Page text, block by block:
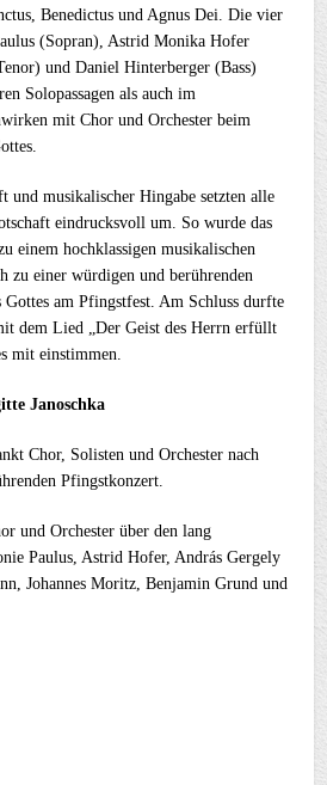
Benedictus und Agnus Dei. Die vier
(Sopran), Astrid Monika Hofer
und Daniel Hinterberger (Bass)
Solopassagen als auch im
mit Chor und Orchester beim
und musikalischer Hingabe setzten alle
eindrucksvoll um. So wurde das
einem hochklassigen musikalischen
zu einer würdigen und berührenden
Gottes am Pfingstfest. Am Schluss durfte
dem Lied „Der Geist des Herrn erfüllt
mit einstimmen.
Janoschka
Chor, Solisten und Orchester nach
Pfingstkonzert.
und Orchester über den lang
Paulus, Astrid Hofer, András Gergely
Johannes Moritz, Benjamin Grund und